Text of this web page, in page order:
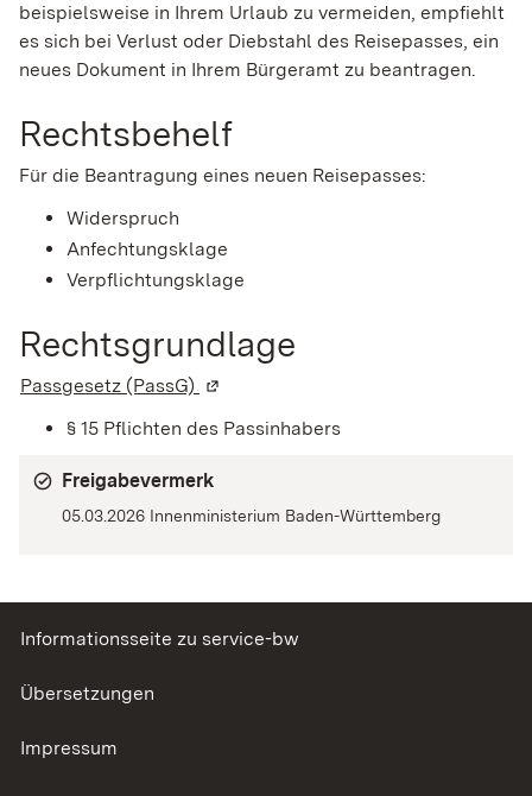
beispielsweise in Ihrem Urlaub zu vermeiden, empfiehlt
es sich bei Verlust oder Diebstahl des Reisepasses, ein
neues Dokument in Ihrem Bürgeramt zu beantragen.
Rechtsbehelf
Für die Beantragung eines neuen Reisepasses:
Widerspruch
Anfechtungsklage
Verpflichtungsklage
Rechtsgrundlage
Passgesetz (PassG) (Wird in einem neuen Fenster
§ 15 Pflichten des Passinhabers
Freigabevermerk
05.03.2026 Innenministerium Baden-Württemberg
Informationsseite zu service-bw
Übersetzungen
Impressum